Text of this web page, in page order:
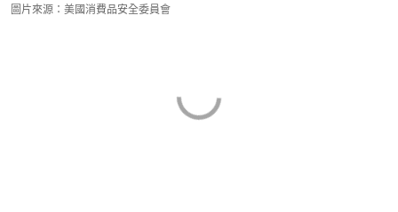
圖片來源：美國消費品安全委員會